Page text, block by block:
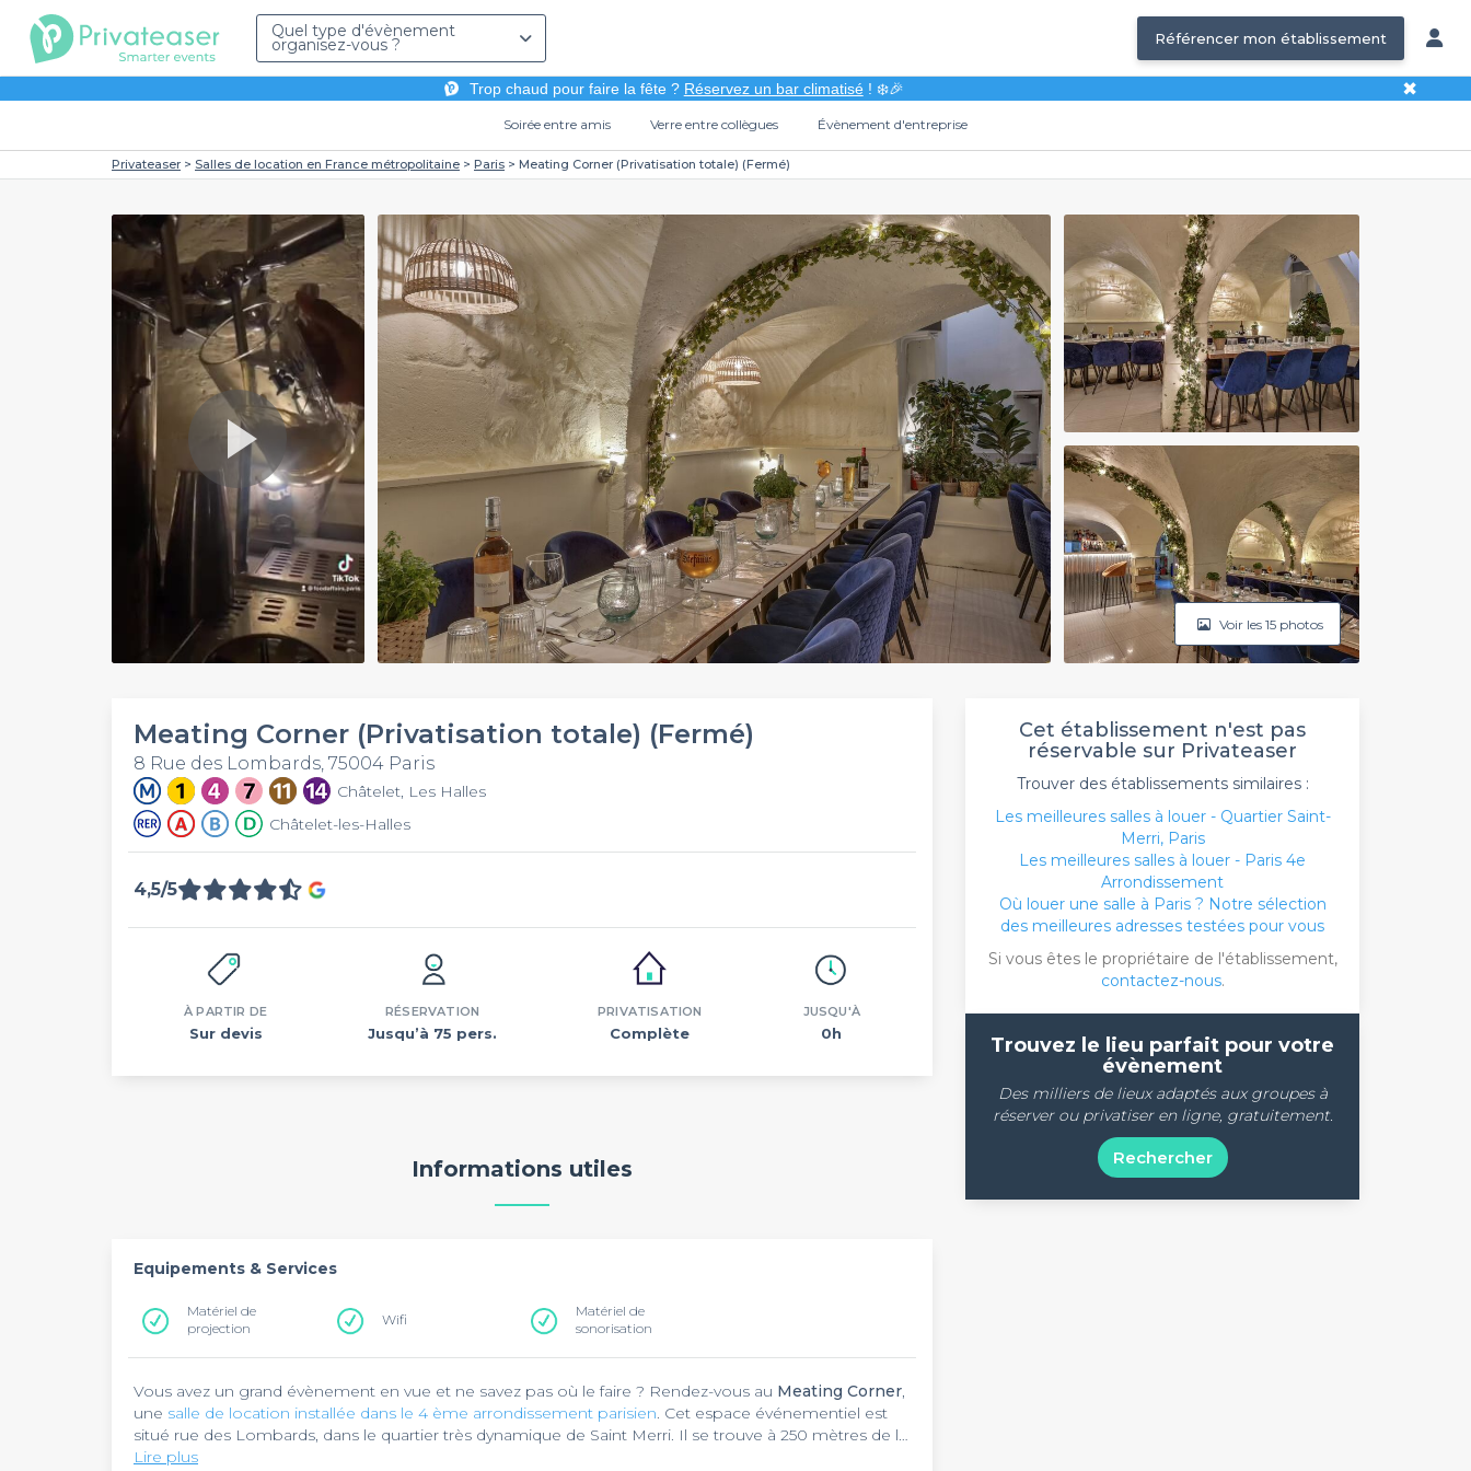
Quel type d'évènement
organisez-vous ? Référencer mon établissement
Trop chaud pour faire la fête ? Réservez un bar climatisé! ❄️🎉 ✖
Soirée entre amis Verre entre collègues Évènement d'entreprise
Privateaser Salles de location en France métropolitaine Paris Meating Corner (Privatisation totale) (Fermé)
Play
Video
Voir les 15 photos
Meating Corner (Privatisation totale) (Fermé)
8 Rue des Lombards, 75004 Paris
Châtelet, Les Halles
Châtelet-les-Halles
4,5/5
À PARTIR DE
Sur devis
RÉSERVATION
Jusqu’à 75 pers.
PRIVATISATION
Complète
JUSQU'À
0h
Informations utiles
Equipements & Services
Matériel de
projection
Wifi
Matériel de
sonorisation
Vous avez un grand évènement en vue et ne savez pas où le faire ? Rendez-vous au Meating Corner,
une salle de location installée dans le 4 ème arrondissement parisien. Cet espace événementiel est
situé rue des Lombards, dans le quartier très dynamique de Saint Merri. Il se trouve à 250 mètres de la
station Châtelet, joignable via la ligne 1 du métro.
Lire plus
Cet établissement n'est pas
réservable sur Privateaser
Trouver des établissements similaires :
Les meilleures salles à louer - Quartier Saint-
Merri, Paris
Les meilleures salles à louer - Paris 4e
Arrondissement
Où louer une salle à Paris ? Notre sélection
des meilleures adresses testées pour vous
Si vous êtes le propriétaire de l'établissement,
contactez-nous.
Trouvez le lieu parfait pour votre
évènement
Des milliers de lieux adaptés aux groupes à
réserver ou privatiser en ligne, gratuitement.
Rechercher